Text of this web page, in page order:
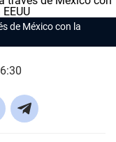
de México con la